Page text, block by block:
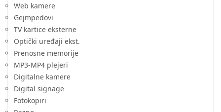
Web kamere
Gejmpedovi
TV kartice eksterne
Optički uređaji ekst.
Prenosne memorije
MP3-MP4 plejeri
Digitalne kamere
Digital signage
Fotokopiri